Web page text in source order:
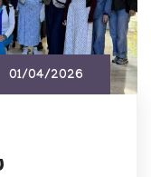
01/04/2026